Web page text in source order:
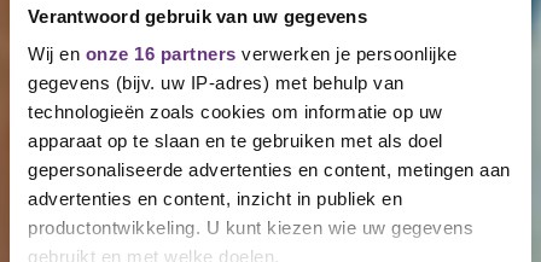
Verantwoord gebruik van uw gegevens
Wij en onze 16 partners verwerken je persoonlijke
gegevens (bijv. uw IP-adres) met behulp van
technologieën zoals cookies om informatie op uw
apparaat op te slaan en te gebruiken met als doel
gepersonaliseerde advertenties en content, metingen aan
advertenties en content, inzicht in publiek en
productontwikkeling. U kunt kiezen wie uw gegevens
gebruikt en met welke doelen.